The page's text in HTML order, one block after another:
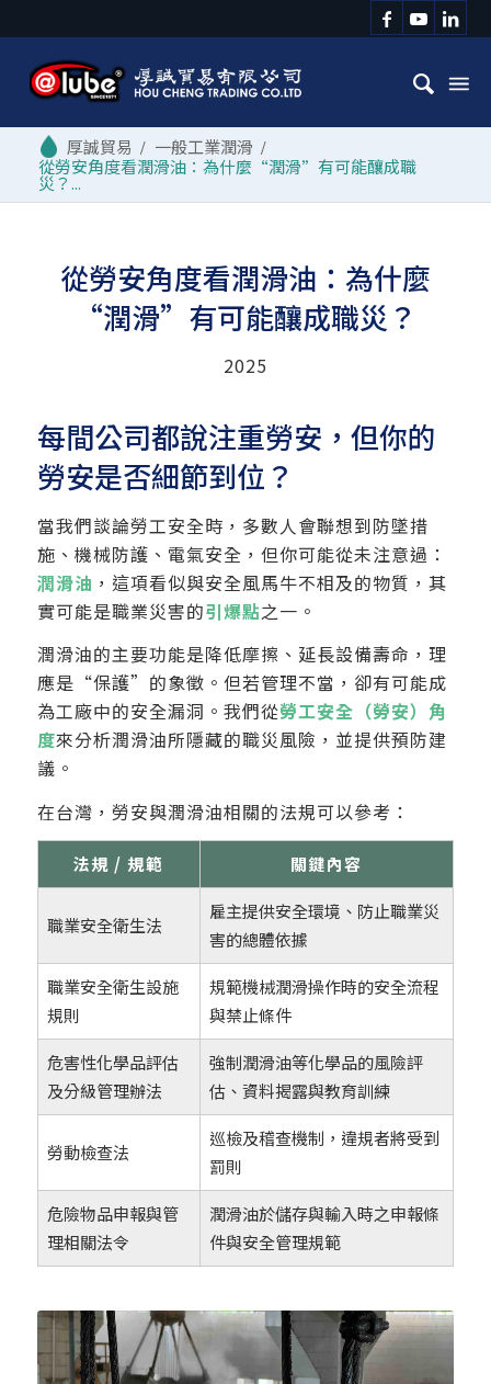
/ 一般工業潤滑 /
從勞安角度看潤滑油：為什麼“潤滑”有可能釀成職
災？...
從勞安角度看潤滑油：為什麼
“潤滑”有可能釀成職災？
2025
每間公司都說注重勞安，但你的
勞安是否細節到位？
當我們談論勞工安全時，多數人會聯想到防墜措
施、機械防護、電氣安全，但你可能從未注意過：
潤滑油 ，這項看似與安全風馬牛不相及的物質，其
實可能是職業災害的引爆點之一。
潤滑油的主要功能是降低摩擦、延長設備壽命，理
應是“保護”的象徵。但若管理不當，卻有可能成
為工廠中的安全漏洞。我們從勞工安全（勞安）角
度來分析潤滑油所隱藏的職災風險，並提供預防建
議。
在台灣，勞安與潤滑油相關的法規可以參考：
法規 / 規範 關鍵內容
職業安全衛生法
雇主提供安全環境、防止職業災
害的總體依據
職業安全衛生設施
規則
規範機械潤滑操作時的安全流程
與禁止條件
危害性化學品評估
及分級管理辦法
強制潤滑油等化學品的風險評
估、資料揭露與教育訓練
勞動檢查法
巡檢及稽查機制，違規者將受到
罰則
危險物品申報與管
理相關法令
潤滑油於儲存與輸入時之申報條
件與安全管理規範